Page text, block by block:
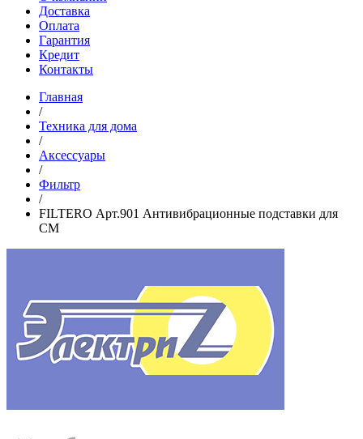
Доставка
Оплата
Гарантия
Кредит
Контакты
Главная
/
Техника для дома
/
Аксессуары
/
Фильтр
/
FILTERO Арт.901 Антивибрационные подставки для
СМ